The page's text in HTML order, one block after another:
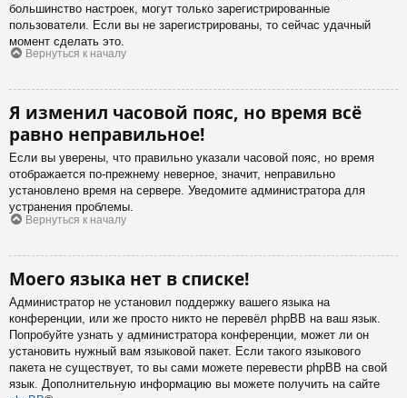
большинство настроек, могут только зарегистрированные
пользователи. Если вы не зарегистрированы, то сейчас удачный
момент сделать это.
Вернуться к началу
Я изменил часовой пояс, но время всё
равно неправильное!
Если вы уверены, что правильно указали часовой пояс, но время
отображается по-прежнему неверное, значит, неправильно
установлено время на сервере. Уведомите администратора для
устранения проблемы.
Вернуться к началу
Моего языка нет в списке!
Администратор не установил поддержку вашего языка на
конференции, или же просто никто не перевёл phpBB на ваш язык.
Попробуйте узнать у администратора конференции, может ли он
установить нужный вам языковой пакет. Если такого языкового
пакета не существует, то вы сами можете перевести phpBB на свой
язык. Дополнительную информацию вы можете получить на сайте